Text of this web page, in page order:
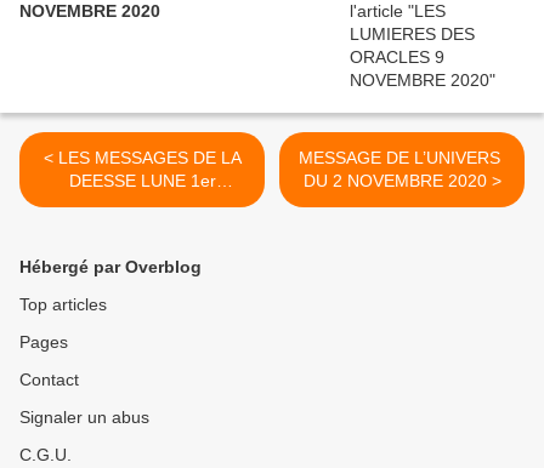
NOVEMBRE 2020
< LES MESSAGES DE LA
DEESSE LUNE 1er
NOVEMBRE 2020
MESSAGE DE L’UNIVERS
DU 2 NOVEMBRE 2020 >
Hébergé par Overblog
Top articles
Pages
Contact
Signaler un abus
C.G.U.